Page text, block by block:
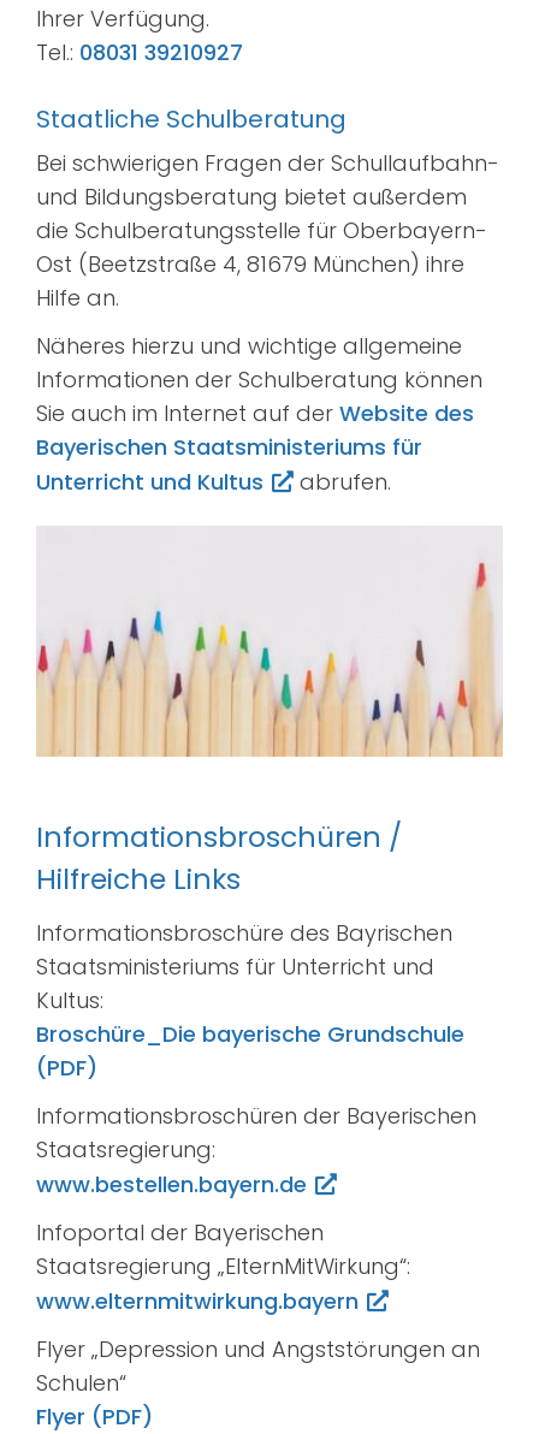
Ihrer Verfügung.
Tel.: 08031 39210927
Staatliche Schulberatung
Bei schwierigen Fragen der Schullaufbahn-
und Bildungsberatung bietet außerdem
die Schulberatungsstelle für Oberbayern-
Ost (Beetzstraße 4, 81679 München) ihre
Hilfe an.
Näheres hierzu und wichtige allgemeine
Informationen der Schulberatung können
Sie auch im Internet auf der Website des
Bayerischen Staatsministeriums für
Unterricht und Kultus
abrufen.
Informationsbroschüren /
Hilfreiche Links
Informationsbroschüre des Bayrischen
Staatsministeriums für Unterricht und
Kultus:
Broschüre_Die bayerische Grundschule
(PDF)
Informationsbroschüren der Bayerischen
Staatsregierung:
www.bestellen.bayern.de
Infoportal der Bayerischen
Staatsregierung „ElternMitWirkung“:
www.elternmitwirkung.bayern
Flyer „Depression und Angststörungen an
Schulen“
Flyer (PDF)